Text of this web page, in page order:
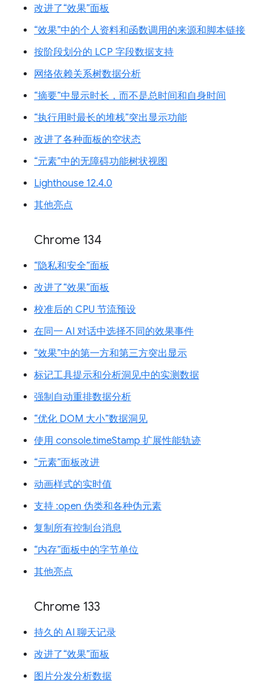
改进了“效果”面板
“效果”中的个人资料和函数调用的来源和脚本链接
按阶段划分的 LCP 字段数据支持
网络依赖关系树数据分析
“摘要”中显示时长，而不是总时间和自身时间
“执行用时最长的堆栈”突出显示功能
改进了各种面板的空状态
“元素”中的无障碍功能树状视图
Lighthouse 12.4.0
其他亮点
Chrome 134
“隐私和安全”面板
改进了“效果”面板
校准后的 CPU 节流预设
在同一 AI 对话中选择不同的效果事件
“效果”中的第一方和第三方突出显示
标记工具提示和分析洞见中的实测数据
强制自动重排数据分析
“优化 DOM 大小”数据洞见
使用 console.timeStamp 扩展性能轨迹
“元素”面板改进
动画样式的实时值
支持 :open 伪类和各种伪元素
复制所有控制台消息
“内存”面板中的字节单位
其他亮点
Chrome 133
持久的 AI 聊天记录
改进了“效果”面板
图片分发分析数据